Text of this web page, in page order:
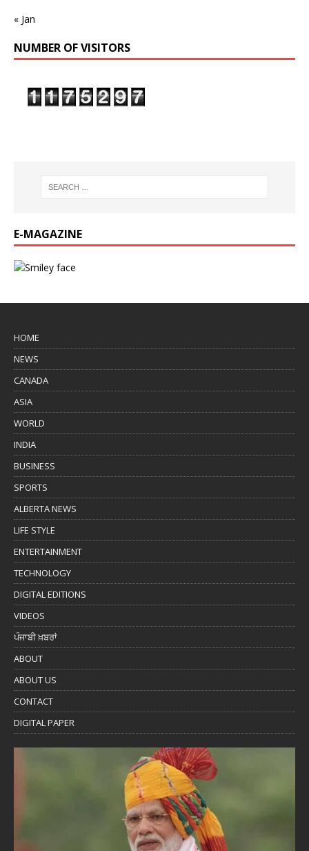
« Jan
NUMBER OF VISITORS
E-MAGAZINE
HOME
NEWS
CANADA
ASIA
WORLD
INDIA
BUSINESS
SPORTS
ALBERTA NEWS
LIFE STYLE
ENTERTAINMENT
TECHNOLOGY
DIGITAL EDITIONS
VIDEOS
ਪੰਜਾਬੀ ਖ਼ਬਰਾਂ
ABOUT
ABOUT US
CONTACT
DIGITAL PAPER